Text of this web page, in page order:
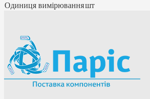
Одиниця вимірюванняшт